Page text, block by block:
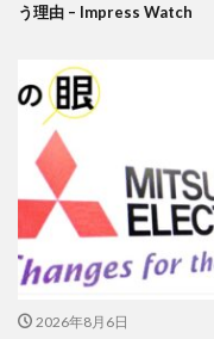
う理由 – Impress Watch
2026年8月6日